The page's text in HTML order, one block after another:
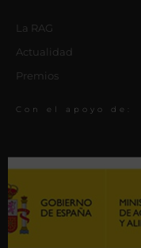
La RAG
Actualidad
Premios
Con el apoyo de: